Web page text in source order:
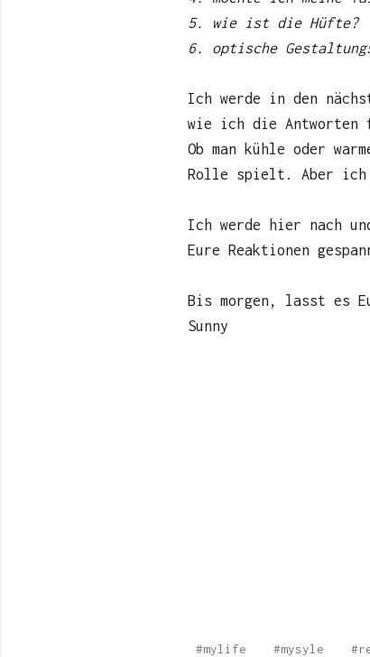
5. wie ist die Hüfte?
6. optische
Ich werde in den
wie ich die Antworten
Ob man kühle oder
Rolle spielt. Aber ich
Ich werde hier nach
Eure Reaktionen
Bis morgen, lasst es
Sunny
#mylife #mysyle